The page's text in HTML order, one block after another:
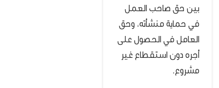
بين حق صاحب العمل
في حماية منشأته، وحق
العامل في الحصول على
أجره دون استقطاع غير
مشروع.